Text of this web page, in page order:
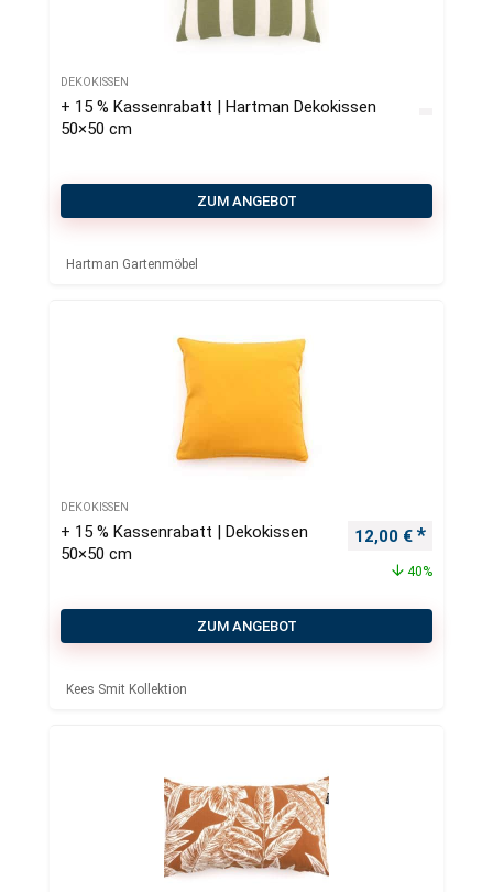
DEKOKISSEN
+ 15 % Kassenrabatt | Hartman Dekokissen
50×50 cm
ZUM ANGEBOT
Hartman Gartenmöbel
DEKOKISSEN
+ 15 % Kassenrabatt | Dekokissen
50×50 cm
Ursprünglicher
12,00 €
40%
ZUM ANGEBOT
Kees Smit Kollektion